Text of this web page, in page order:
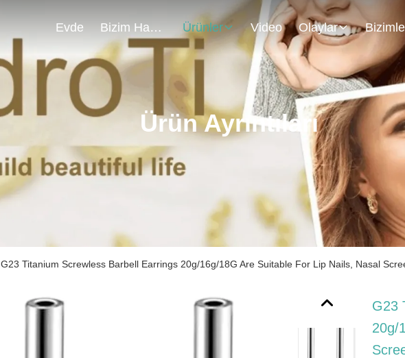
Evde Bizim Hakkımızda Ürünler Video Olaylar
Ürün Ayrıntıları
G23 Titanium Screwless Barbell Earrings 20g/16g/18G Are Suitable For Lip Nails, Nasal
G23
20g/